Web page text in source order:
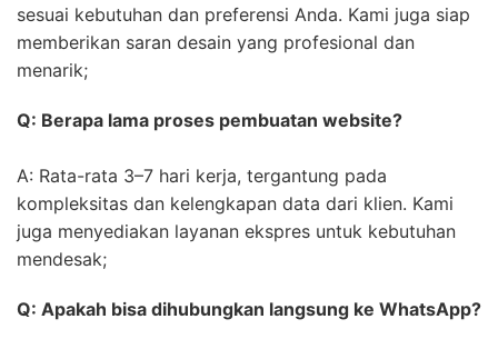
sesuai kebutuhan dan preferensi Anda. Kami juga siap
memberikan saran desain yang profesional dan
menarik;
Q: Berapa lama proses pembuatan website?
A: Rata-rata 3–7 hari kerja, tergantung pada
kompleksitas dan kelengkapan data dari klien. Kami
juga menyediakan layanan ekspres untuk kebutuhan
mendesak;
Q: Apakah bisa dihubungkan langsung ke WhatsApp?